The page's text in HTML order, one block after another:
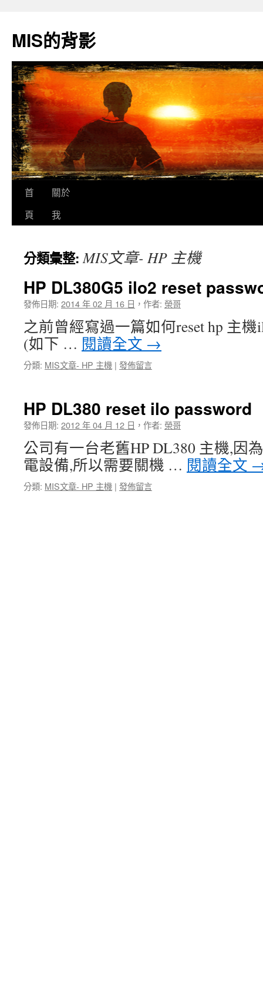
主
要
容
MIS的背影
首
頁
關於
我
分類彙整:MIS文章- HP 主機
HP DL380G5 ilo2 reset
發佈日期: 2014 年 02 月 16 日 ， 作者: 榮哥
之前曾經寫過一篇如何reset hp 主機
(如下 … 閱讀全文 →
分類: MIS文章- HP 主機 | 發佈留言
HP DL380 reset ilo password
發佈日期: 2012 年 04 月 12 日 ， 作者: 榮哥
公司有一台老舊HP DL380 主機,因
電設備,所以需要關機 … 閱讀全文
分類: MIS文章- HP 主機 | 發佈留言